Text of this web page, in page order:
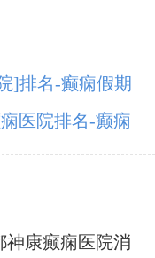
]排名-癫痫假期
医院排名-癫痫
康癫痫医院消